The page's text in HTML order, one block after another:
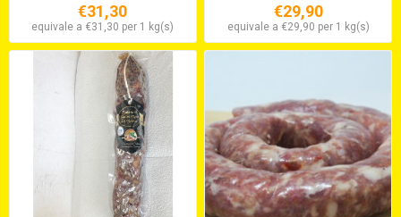
€31,30
equivale a €31,30 per 1 kg(s)
€29,90
equivale a €29,90 per 1 kg(s)